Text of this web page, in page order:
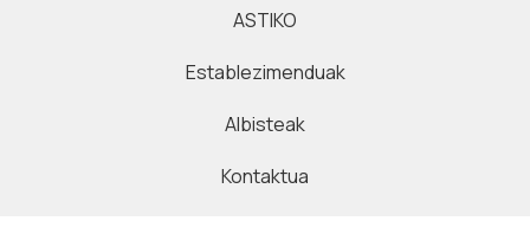
ASTIKO
Establezimenduak
Albisteak
Kontaktua